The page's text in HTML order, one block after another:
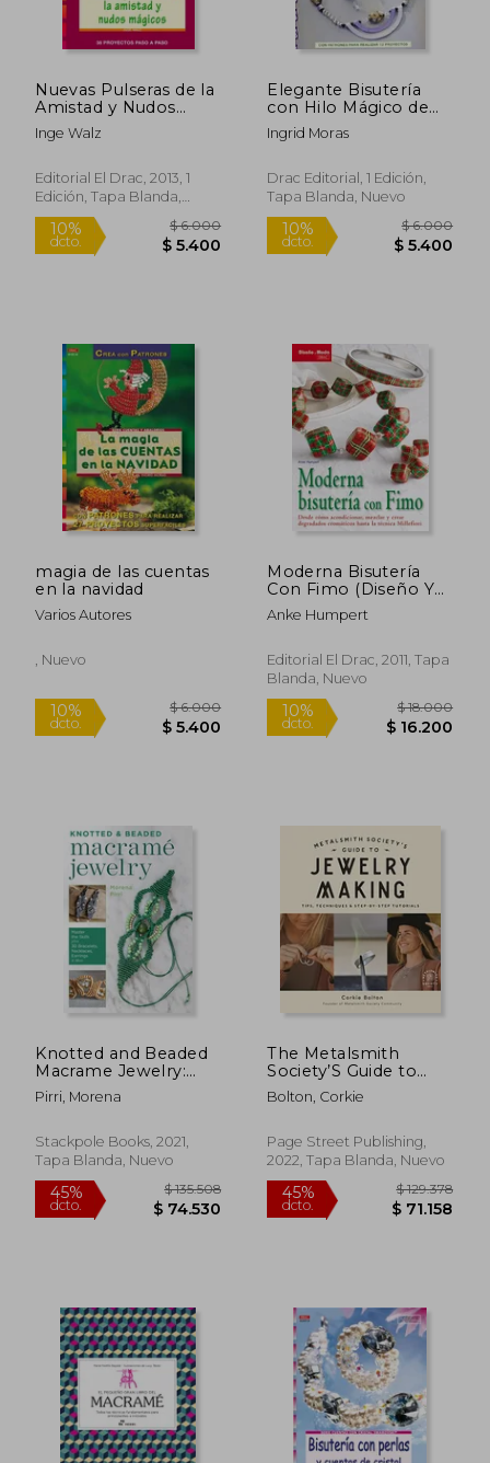
dcto. $ 147.373 dcto.
Nuevas Pulseras de la
Amistad y Nudos
Magicos
Inge Walz
Editorial El Drac, 2013, 1
Edición, Tapa Blanda,
Nuevo
dcto. $ 5.400
Elegante Bisutería
con Hilo Mágico de
Aluminio
Ingrid Moras
Drac Editorial, 1 Edición,
Tapa Blanda, Nuevo
10%
dcto. $
magia de las cuentas
en la navidad
Varios Autores
, Nuevo
Moderna Bisutería
Con Fimo (Diseño Y
Moda (el Drac))
Anke Humpert
Editorial El Drac, 2011, Tapa
Blanda, Nuevo
10%
Knotted and Beaded
Macrame Jewelry:
Master the Skills Plus
30 Bracelets,
More (en Inglés)
Pirri, Morena
Stackpole Books, 2021,
Tapa Blanda, Nuevo
The Metalsmith
Society’S Guide to
Jewelry Making:
Foolproof Methods
Accessories (en
Inglés)
Bolton, Corkie
Page Street Publishing,
2022, Tapa Blanda, Nuevo